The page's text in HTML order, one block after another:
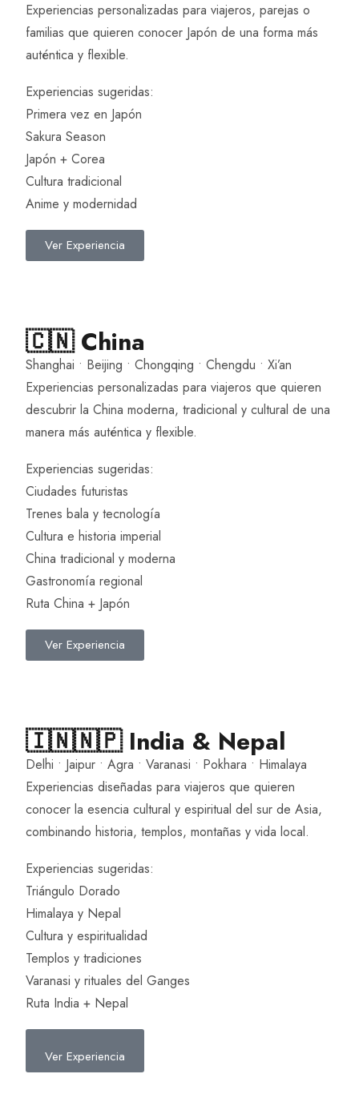
Experiencias personalizadas para viajeros, parejas o
familias que quieren conocer Japón de una forma más
auténtica y flexible.
Experiencias sugeridas:
Primera vez en Japón
Sakura Season
Japón + Corea
Cultura tradicional
Anime y modernidad
Ver Experiencia
🇨🇳 China
Shanghai • Beijing • Chongqing • Chengdu • Xi’an
Experiencias personalizadas para viajeros que quieren
descubrir la China moderna, tradicional y cultural de una
manera más auténtica y flexible.
Experiencias sugeridas:
Ciudades futuristas
Trenes bala y tecnología
Cultura e historia imperial
China tradicional y moderna
Gastronomía regional
Ruta China + Japón
Ver Experiencia
🇮🇳🇳🇵 India & Nepal
Delhi • Jaipur • Agra • Varanasi • Pokhara • Himalaya
Experiencias diseñadas para viajeros que quieren
conocer la esencia cultural y espiritual del sur de Asia,
combinando historia, templos, montañas y vida local.
Experiencias sugeridas:
Triángulo Dorado
Himalaya y Nepal
Cultura y espiritualidad
Templos y tradiciones
Varanasi y rituales del Ganges
Ruta India + Nepal
Ver Experiencia